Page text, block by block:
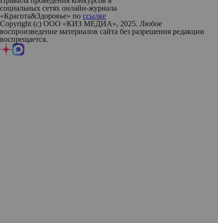
социальных сетях онлайн-журнала
«Красота&Здоровье» по ссылке
Copyright (с) ООО «КИЗ МЕДИА», 2025. Любое
воспроизведение материалов сайта без разрешения редакции
воспрещается.